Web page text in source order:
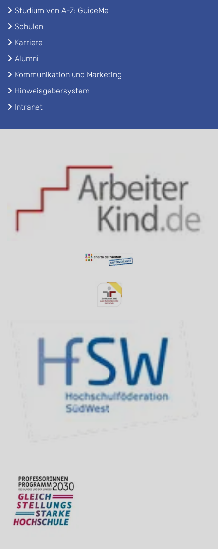
Studium von A-Z: GuideMe
Schulen
Karriere
Alumni
Kommunikation und Marketing
Hinweisgebersystem
Intranet